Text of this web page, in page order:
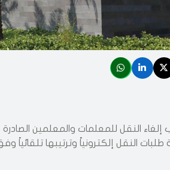
إلغاء النقل للمعلمات والمعلمين
طلبات النقل إلكترونياً وترتيبها تلقائياً